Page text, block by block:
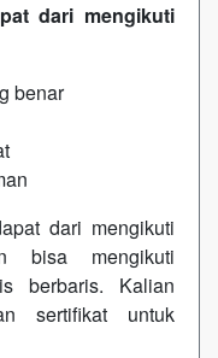
dari mengikuti
benar
dari mengikuti
bisa mengikuti
berbaris. Kalian
sertifikat untuk